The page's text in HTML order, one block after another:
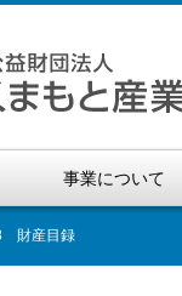
事業について
財産目録